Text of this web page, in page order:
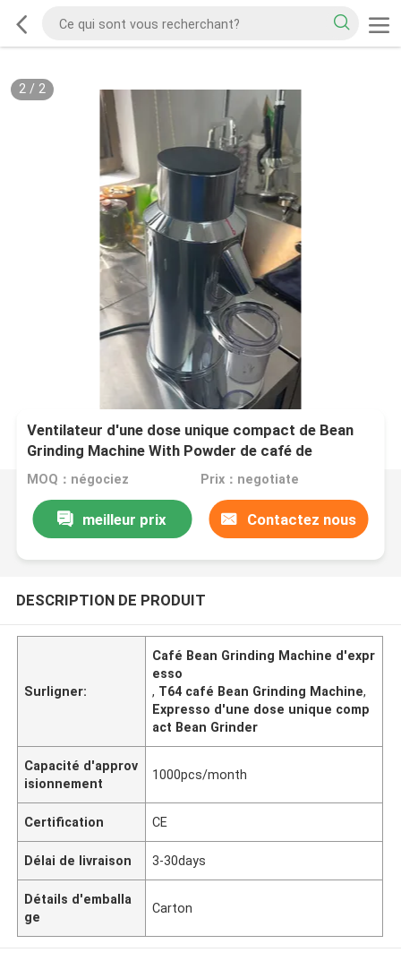
2/ 2
Ventilateur d'une dose unique compact de Bean
Grinding Machine With Powder de café de
l'expresso T64
MOQ：négociez Prix：negotiate
meilleur prix Contactez nous
DESCRIPTION DE PRODUIT
Surligner:
Café Bean Grinding Machine d'expr
esso
, T64 café Bean Grinding Machine,
Expresso d'une dose unique comp
act Bean Grinder
Capacité d'approv
isionnement
1000pcs/month
Certification CE
Délai de livraison 3-30days
Détails d'emballa
ge
Carton